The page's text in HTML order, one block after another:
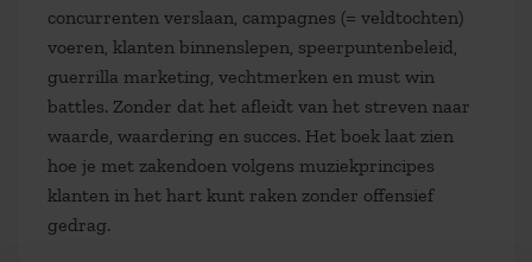
concurrenten verslaan, campagnes (= veldtochten)
voeren, klanten binnenslepen, speerpuntenbeleid,
guerrilla marketing, vechtmerken en must win
battles. Zonder dat het afleidt van het streven naar
waarde, waardering en succes. Het boek laat zien
hoe je met zakendoen volgens muziekprincipes
klanten in het hart kunt raken zonder offensief
gedrag.